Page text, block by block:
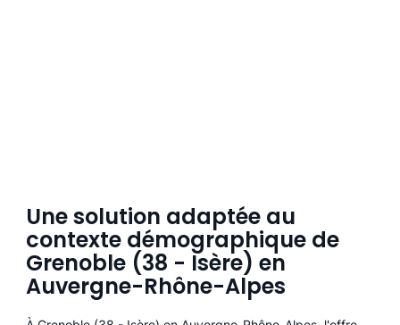
Une solution adaptée au
contexte démographique de
Grenoble (38 - Isère) en
Auvergne-Rhône-Alpes